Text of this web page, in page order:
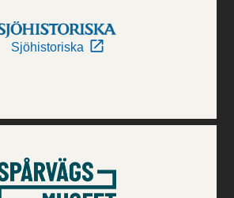
Sjöhistoriska